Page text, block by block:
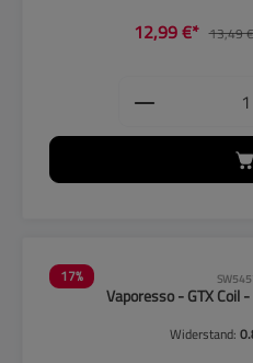
12,99 €* 13,49
Produkt
17%
Vaporesso - GTX Coil
Widerstand: